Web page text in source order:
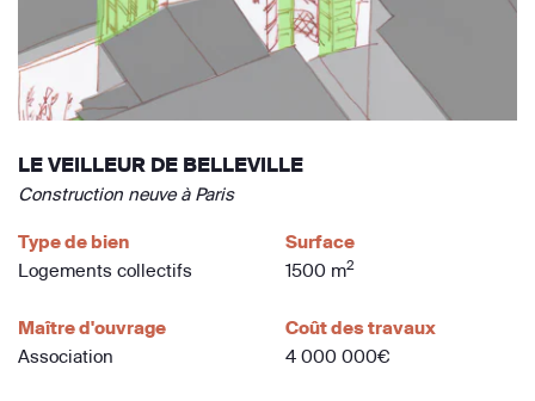
LE VEILLEUR DE BELLEVILLE
Construction neuve à Paris
Type de bien
Logements collectifs
Surface
1500 m2
Maître d'ouvrage
Association
Coût des travaux
4 000 000€